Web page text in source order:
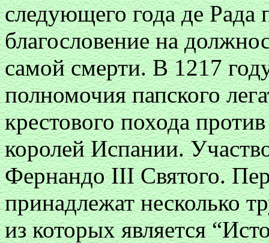
следующего года де Рада
благословение на
самой смерти. В 1217
полномочия папского
крестового похода
королей Испании.
Фернандо III Святого.
принадлежат несколько
из которых является